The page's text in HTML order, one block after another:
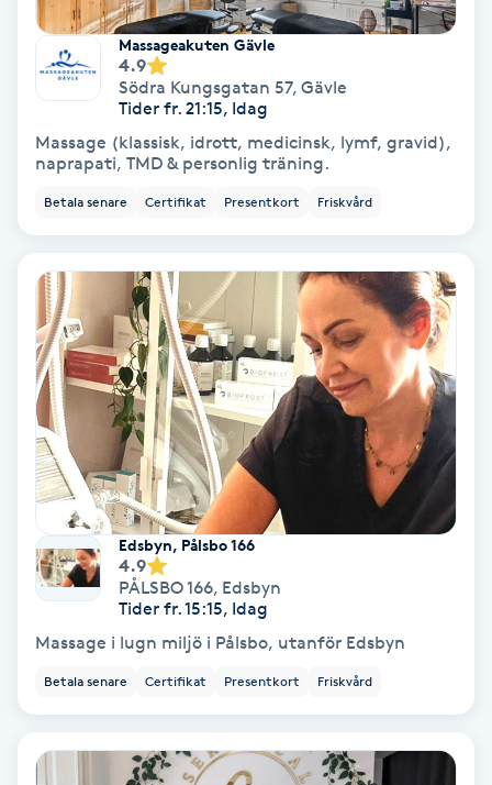
Regndroppsmassage
Reiki
Reikihealing
Reiki massage
Rosacea
Rosenmetoden
Ryggmassage
Samtalsterapi
Senioryoga
Shiatsu
Singelfransar
Sjukgymnastik
Massageakuten Gävle
4.9
Södra Kungsgatan 57, Gävle
Tider fr. 21:15, Idag
Massage (klassisk, idrott, medicinsk, lymf, gravid),
naprapati, TMD & personlig träning.
Betala senare Certifikat Presentkort Friskvård
Edsbyn, Pålsbo 166
4.9
PÅLSBO 166, Edsbyn
Tider fr. 15:15, Idag
Massage i lugn miljö i Pålsbo, utanför Edsbyn
Betala senare Certifikat Presentkort Friskvård